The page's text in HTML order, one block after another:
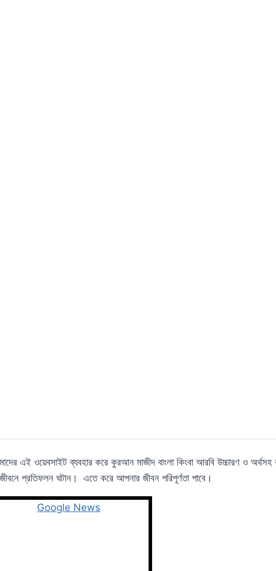
এই ওয়েবসাইট ব্যবহার করে কুরআন মাজীদ বাংলা কিংবা আরবি উচ্চারণ ও
প্রতিফলন ঘটান। এতে করে আপনার জীবন পরিপূর্ণতা পাবে।